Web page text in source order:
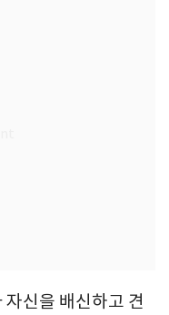
신을 배신하고 견